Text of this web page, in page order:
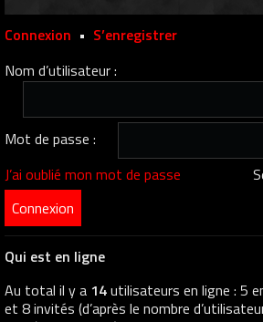
Connexion • S’enregistrer
Nom d’utilisateur :
Mot de passe :
J’ai oublié mon mot de passe
Qui est en ligne
Au total il y a 14utilisateurs en ligne : 5
et 8 invités (d’après le nombre